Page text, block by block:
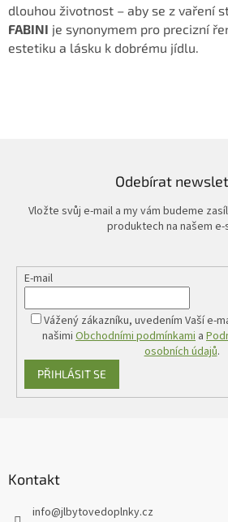
dlouhou životnost – aby se z vaření
FABINI je synonymem pro precizní
estetiku a lásku k dobrému jídlu.
Odebírat
Vložte svůj e-mail a my vám budeme
produktech na našem e-
E-mail
Vážený zákazníku, uvedením Vaší e-
našimi Obchodními podmínkami a
osobních údajů.
PŘIHLÁSIT SE
Kontakt
info@jlbytovedoplnky.cz